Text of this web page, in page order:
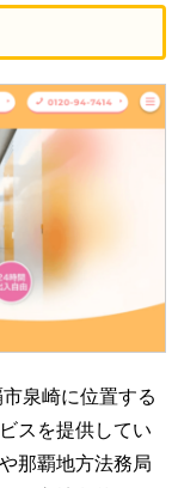
泉崎に位置する
スを提供してい
那覇地方法務局